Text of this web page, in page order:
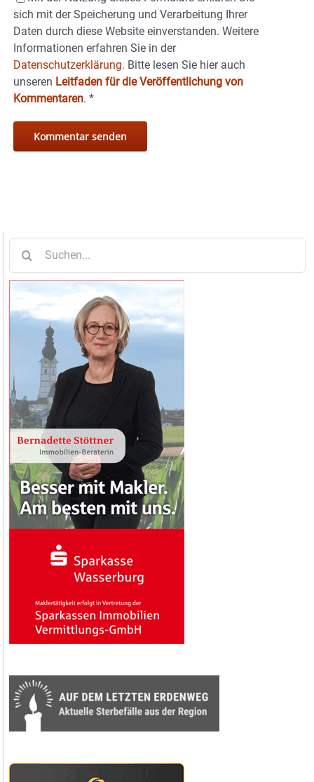
sich mit der Speicherung und Verarbeitung Ihrer
Daten durch diese Website einverstanden. Weitere
Informationen erfahren Sie in der
Datenschutzerklärung. Bitte lesen Sie hier auch
unseren Leitfaden für die Veröffentlichung von
Kommentaren. *
nach: